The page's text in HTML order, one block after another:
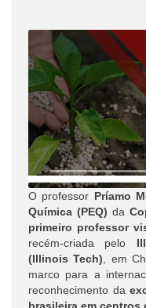
O professor Príamo
Química (PEQ) da
primeiro professor
recém-criada pelo
(Illinois Tech) , em
marco para a
reconhecimento da
brasileira em centros